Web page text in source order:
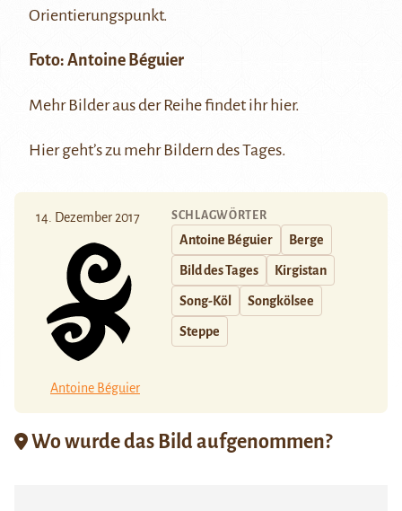
Orientierungspunkt.
Foto: Antoine Béguier
Mehr Bilder aus der Reihe findet ihrhier.
Hiergeht’s zu mehr Bildern des Tages.
14. Dezember 2017
Antoine Béguier
SCHLAGWÖRTER
Antoine Béguier Berge
Bild des Tages Kirgistan
Song-Köl Songkölsee
Steppe
Wo wurde das Bild aufgenommen?